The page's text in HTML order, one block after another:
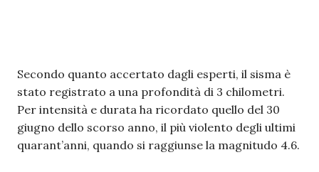
Secondo quanto accertato dagli esperti, il sisma è
stato registrato a una profondità di 3 chilometri.
Per intensità e durata ha ricordato quello del 30
giugno dello scorso anno, il più violento degli ultimi
quarant’anni, quando si raggiunse la magnitudo 4.6.